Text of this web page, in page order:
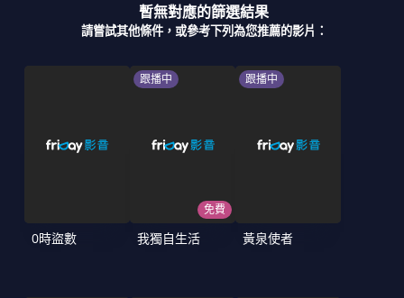
暫無對應的篩選結果
請嘗試其他條件，或參考下列為您推薦的影片：
0時盜數
跟播中
免費
我獨自生活
跟播中
黃泉使者